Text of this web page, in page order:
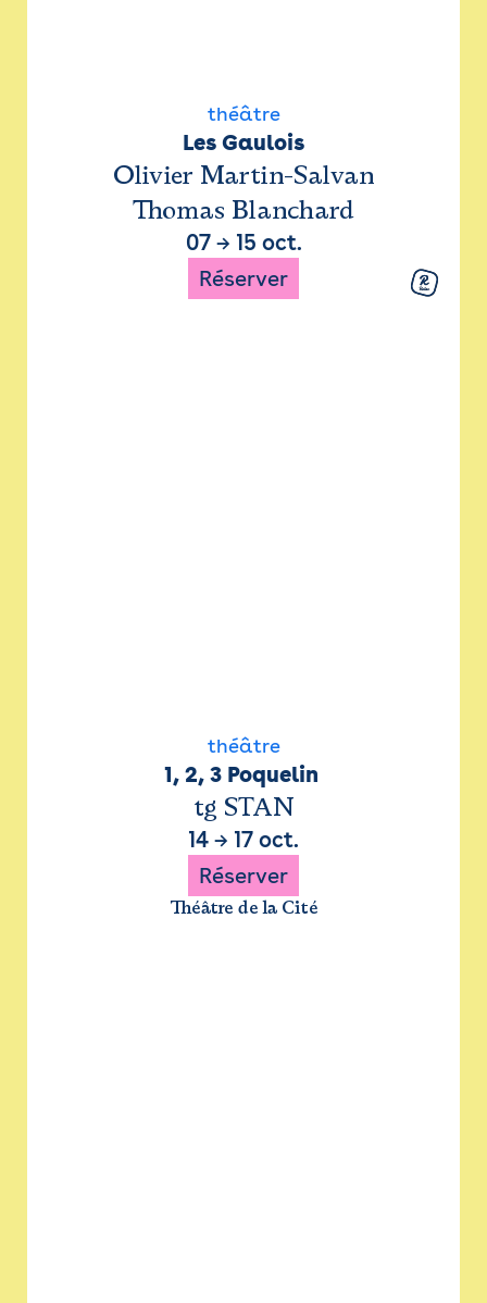
théâtre
Les Gaulois
Olivier Martin-Salvan
Thomas Blanchard
07→ 15 oct.
Réserver
théâtre
1, 2, 3 Poquelin
tg STAN
14 → 17 oct.
Réserver
Théâtre de la Cité